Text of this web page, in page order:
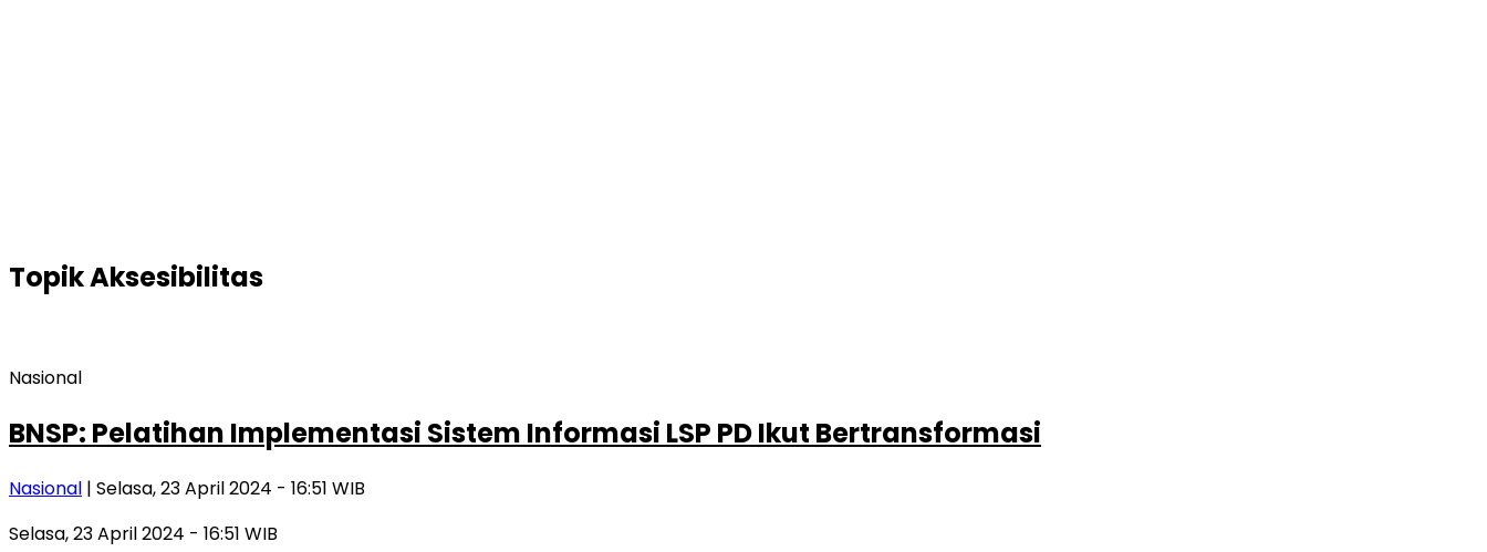
TopikAksesibilitas
Nasional
BNSP: Pelatihan Implementasi Sistem Informasi LSP PD Ikut Bertransformasi
Nasional | Selasa, 23 April 2024 - 16:51 WIB
Selasa, 23 April 2024 - 16:51 WIB